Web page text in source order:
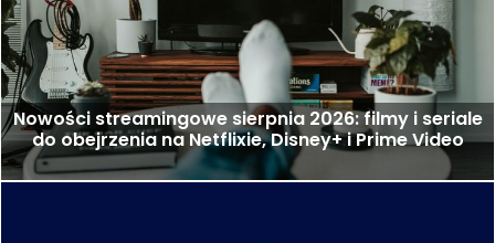
Nowości streamingowe sierpnia 2026: filmy i seriale
do obejrzenia na Netflixie, Disney+ i Prime Video